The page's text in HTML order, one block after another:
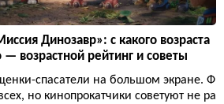
Динозавр»: с какого возраста
— возрастной рейтинг и советы
спасатели на большом экране. Ф
но кинопрокатчики советуют не ра